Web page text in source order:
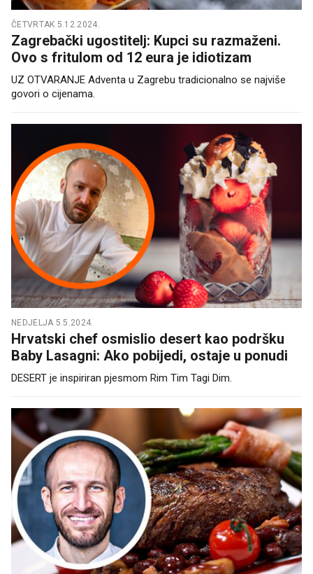
ČETVRTAK 5.12.2024.
Zagrebački ugostitelj: Kupci su razmaženi.
Ovo s fritulom od 12 eura je idiotizam
UZ OTVARANJE Adventa u Zagrebu tradicionalno se najviše
govori o cijenama.
NEDJELJA 5.5.2024.
Hrvatski chef osmislio desert kao podršku
Baby Lasagni: Ako pobijedi, ostaje u ponudi
DESERT je inspiriran pjesmom Rim Tim Tagi Dim.